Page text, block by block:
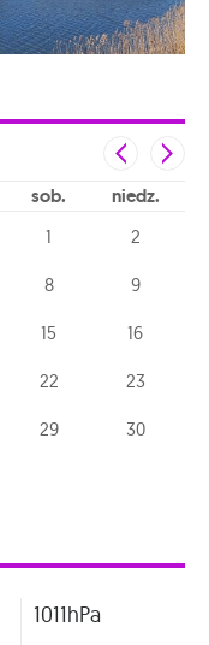
sob niedz
1 2
8 9
15 16
22 23
29 30
1011hPa